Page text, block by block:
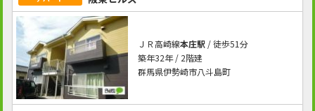
ＪＲ高崎線本庄駅/ 徒歩51分
築年32年 / 2階建
群馬県伊勢崎市八斗島町